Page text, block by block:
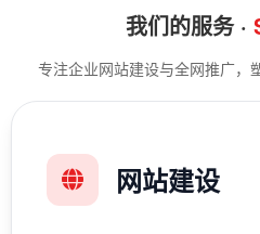
我们的服务 ·
专注企业网站建设与全网推广，
网站建设